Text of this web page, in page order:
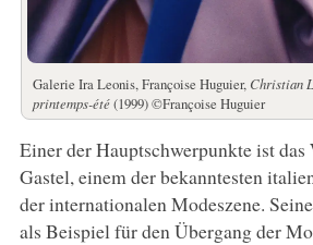
Galerie Ira Leonis, Françoise Huguier, Christian
printemps-été(1999) ©Françoise Huguier
Einer der Hauptschwerpunkte ist
Gastel, einem der bekanntesten
der internationalen Modeszene.
als Beispiel für den Übergang der